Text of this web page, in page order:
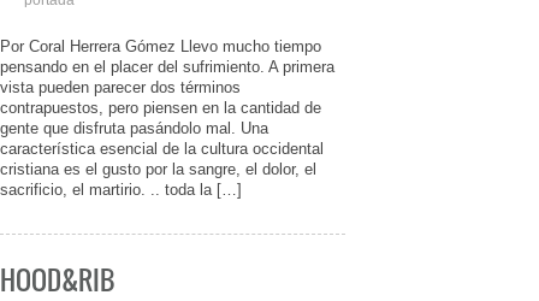
Por Coral Herrera Gómez Llevo mucho tiempo
pensando en el placer del sufrimiento. A primera
vista pueden parecer dos términos
contrapuestos, pero piensen en la cantidad de
gente que disfruta pasándolo mal. Una
característica esencial de la cultura occidental
cristiana es el gusto por la sangre, el dolor, el
sacrificio, el martirio. .. toda la […]
HOOD&RIB